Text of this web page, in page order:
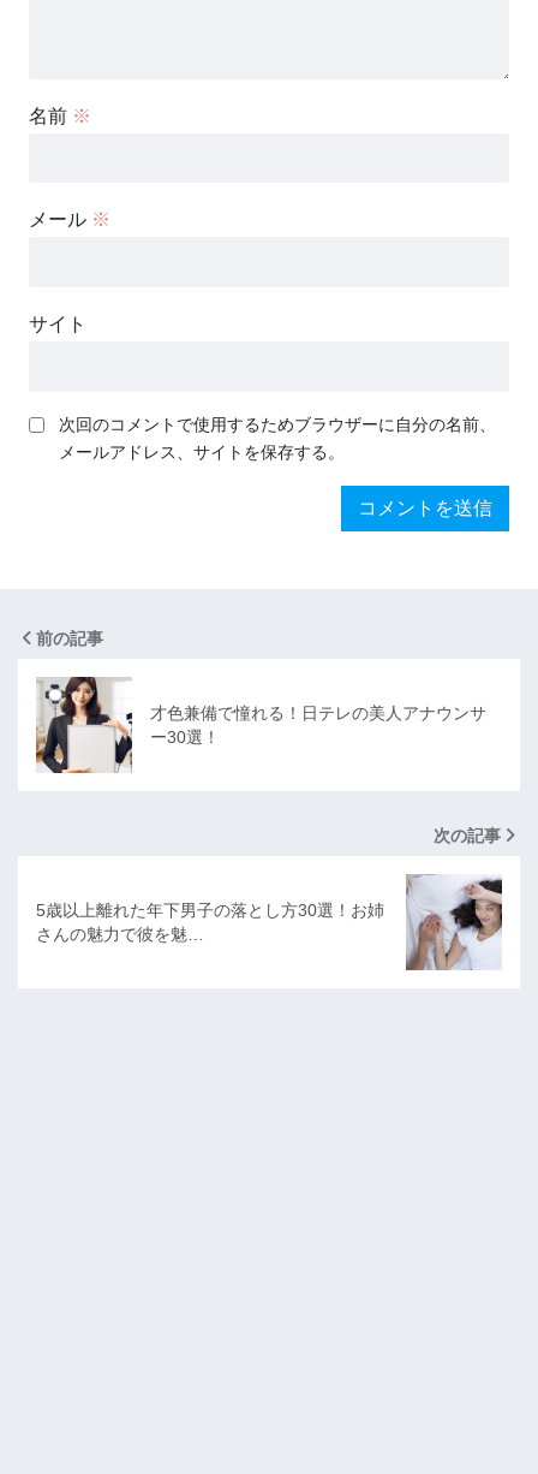
名前 ※
メール ※
サイト
次回のコメントで使用するためブラウザーに自分の名前、
メールアドレス、サイトを保存する。
前の記事
才色兼備で憧れる！日テレの美人アナウンサ
ー30選！
次の記事
5歳以上離れた年下男子の落とし方30選！お姉
さんの魅力で彼を魅…